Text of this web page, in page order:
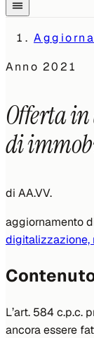
Anno2021
Offerta
di
di AA.VV.
aggiornamento
digitalizzazione,
L’art. 584 c.p.c.
ancora essere